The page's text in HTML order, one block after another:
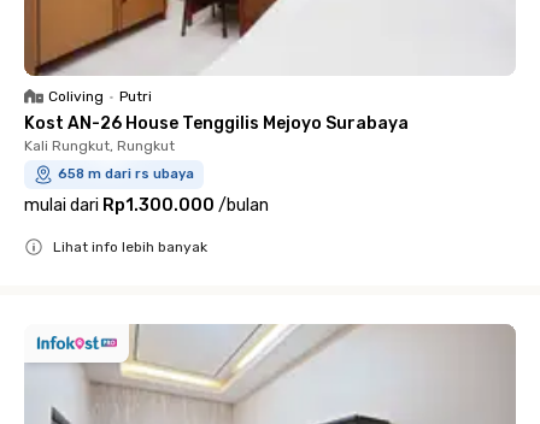
Coliving • Putri
Kost AN-26 House Tenggilis Mejoyo Surabaya
Kali Rungkut, Rungkut
658 m dari rs ubaya
mulai dari Rp1.300.000 /bulan
Lihat info lebih banyak